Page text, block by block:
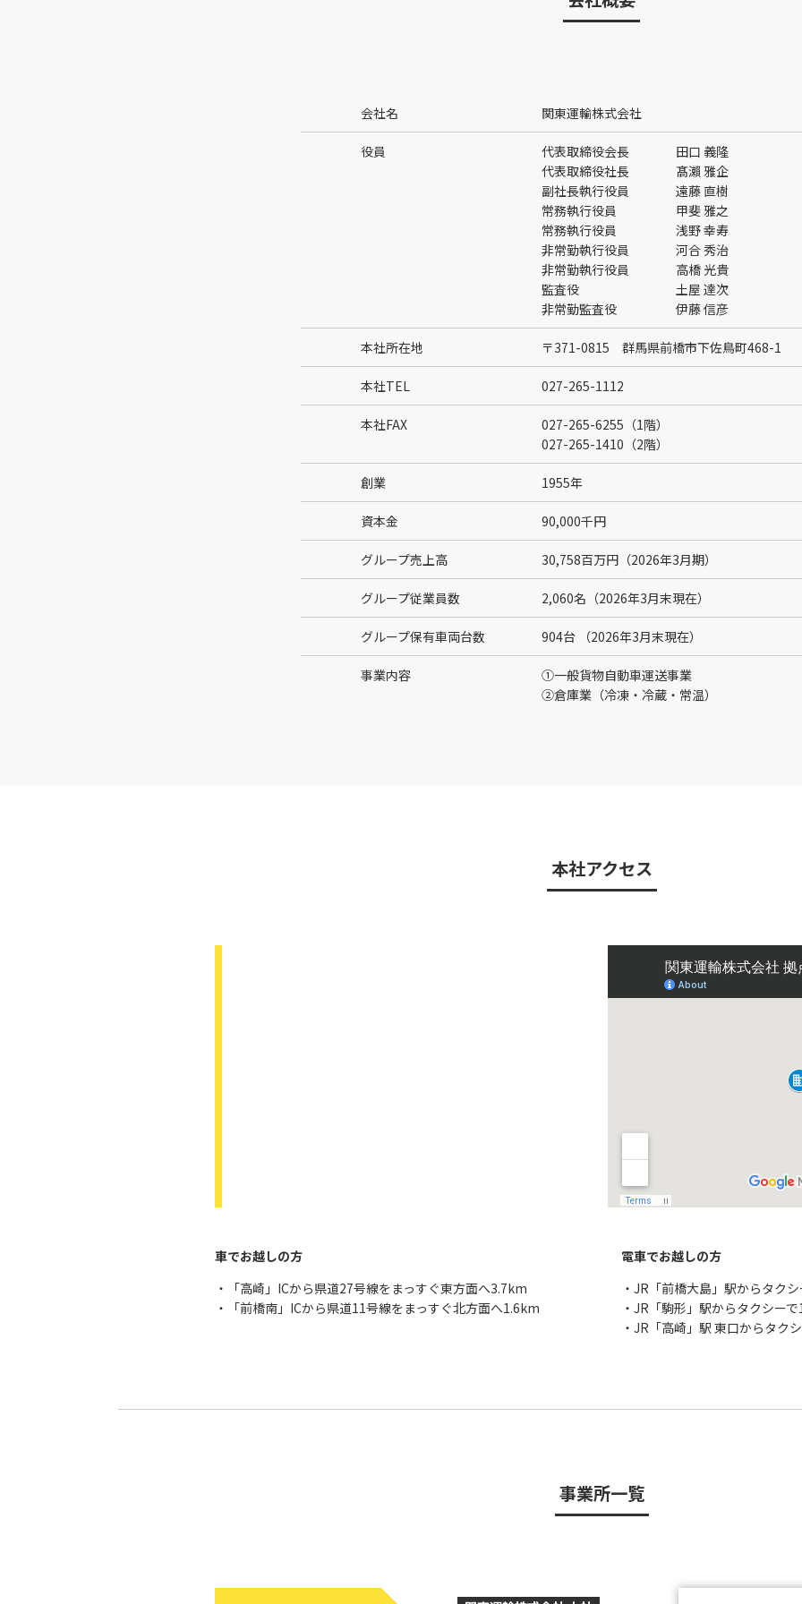
会社名 関東運輸株式会社
役員 代表取締役会長
田口 義隆
代表取締役社長
髙瀨 雅企
副社長執行役員
遠藤 直樹
常務執行役員
甲斐 雅之
常務執行役員
浅野 幸寿
非常勤執行役員
河合 秀治
非常勤執行役員
高橋 光貴
監査役
土屋 達次
非常勤監査役
伊藤 信彦
本社所在地 〒371-0815 群馬県前橋市下佐鳥町468-1
本社TEL 027-265-1112
本社FAX
027-265-6255（1階）
027-265-1410（2階）
創業 1955年
資本金 90,000千円
グループ売上高 30,758百万円（2026年3月期）
グループ従業員数 2,060名（2026年3月末現在）
グループ保有車両台数 904台 （2026年3月末現在）
事業内容
①一般貨物自動車運送事業
②倉庫業（冷凍・冷蔵・常温）
本社アクセス
車でお越しの方
・「高崎」ICから県道27号線をまっすぐ東方面へ3.7km
・「前橋南」ICから県道11号線をまっすぐ北方面へ1.6km
電車でお越しの方
・JR「前橋大島」駅からタク
・JR「駒形」駅からタクシー
・JR「高崎」駅 東口からタク
事業所一覧